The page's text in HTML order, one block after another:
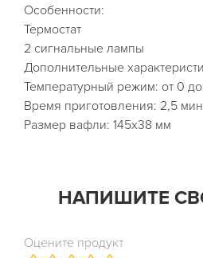
Особенности:
Термостат
2 сигнальные лампы
Дополнительные
Температурный режим: от 0
Время приготовления: 2,5
Размер вафли: 145х38 мм
НАПИШИТЕ
Оцените продукт